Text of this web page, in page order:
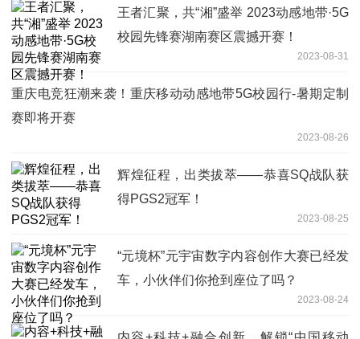
王者汇聚，共“湘”盛举 2023动感地带·5G
校园先锋赛湖南赛区震撼开赛！
2023-08-31
重庆电竞狂潮来袭！重庆移动动感地带5G校园行-暑期定制
赛即将开赛
2023-08-26
辉煌征程，出类拔萃——恭喜SQ战队获
得PGS2冠军！
2023-08-25
“元境杯”元宇宙数字内容创作大赛已经发
车，小伙伴们你抢到座位了吗？
2023-08-24